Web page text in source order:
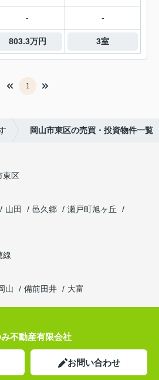
- -
803.3万円 3室
1
岡山市東区の売買・投資物件一覧
東区
山田 邑久郷
瀬戸町旭ヶ丘
線
山 備前田井 大富
不動産有限会社
お問い合わせ